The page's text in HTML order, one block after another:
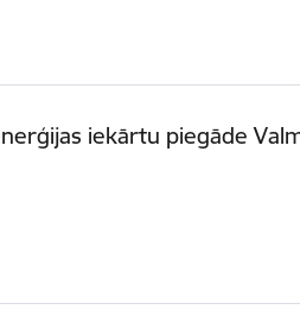
iekārtu piegāde